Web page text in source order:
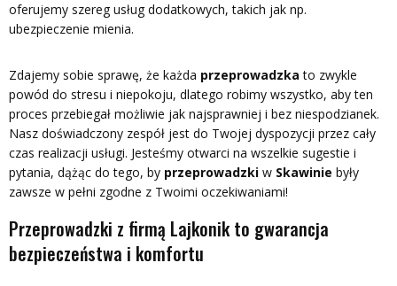
oferujemy szereg usług dodatkowych, takich jak np.
ubezpieczenie mienia.
Zdajemy sobie sprawę, że każda przeprowadzkato zwykle
powód do stresu i niepokoju, dlatego robimy wszystko, aby ten
proces przebiegał możliwie jak najsprawniej i bez niespodzianek.
Nasz doświadczony zespół jest do Twojej dyspozycji przez cały
czas realizacji usługi. Jesteśmy otwarci na wszelkie sugestie i
pytania, dążąc do tego, by przeprowadzki w Skawinie były
zawsze w pełni zgodne z Twoimi oczekiwaniami!
Przeprowadzki z firmą Lajkonik to gwarancja
bezpieczeństwa i komfortu